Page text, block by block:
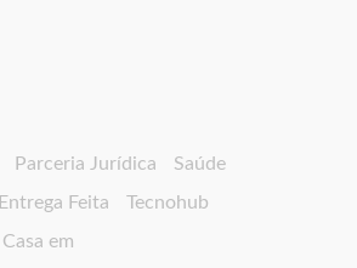
Parceria Jurídica
Saúde
Entrega Feita
Tecnohub
Casa em